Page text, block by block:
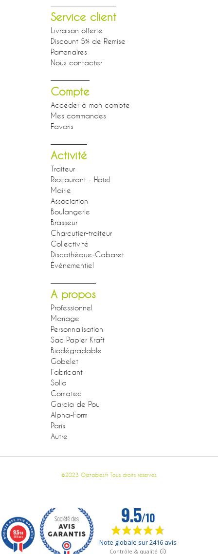
Service client
Livraison offerte
Discount 5% de Remise
Partenaires
Nous contacter
Compte
Accéder à mon compte
Mes commandes
Favoris
Activité
Traiteur
Restaurant - Hotel
Mairie
Association
Boulangerie
Brasseur
Charcutier-traiteur
Collectivité
Discothèque-Cabaret
Événementiel
A propos
Professionnel
Mariage
Personnalisation
Sac Papier Kraft
Biodégradable
Gobelet
Fabricant
Solia
Comatec
Garcia de Pou
Alpha-Form
Paris
Autre
©2023 Ojetables.fr Tous droits réservés.
9.5/10
2416 avis